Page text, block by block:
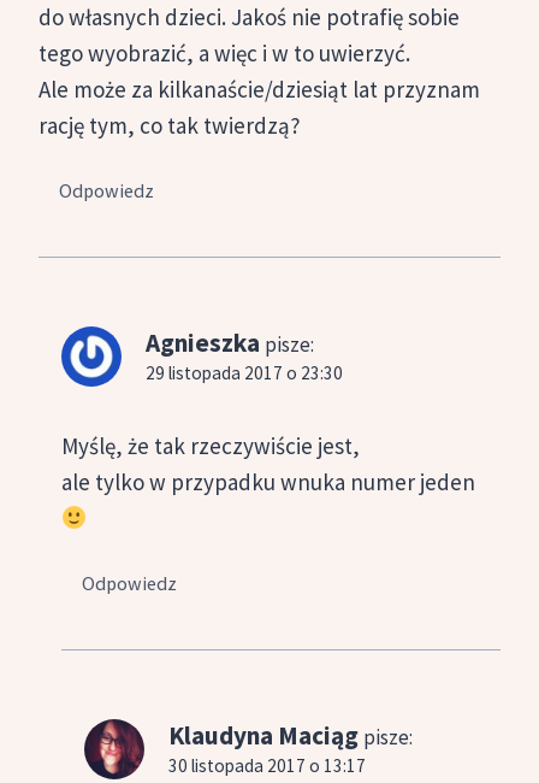
do własnych dzieci. Jakoś nie potrafię sobie
tego wyobrazić, a więc i w to uwierzyć.
Ale może za kilkanaście/dziesiąt lat przyznam
rację tym, co tak twierdzą?
Odpowiedz
Agnieszka pisze:
29 listopada 2017 o 23:30
Myślę, że tak rzeczywiście jest,
ale tylko w przypadku wnuka numer jeden
Odpowiedz
Klaudyna Maciąg pisze:
30 listopada 2017 o 13:17